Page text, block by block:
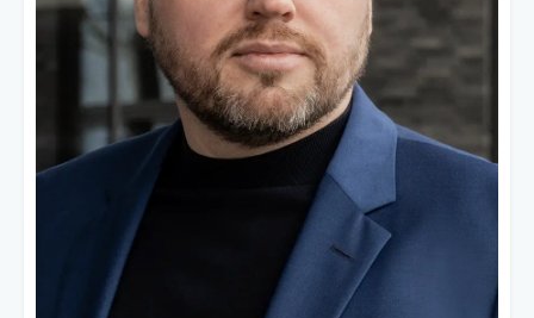
Connector für Bremen/Achim
bringe die Community in deine Region
Teil des Community-Teams–
zusammen mit anderen Connectoren
aus der DACH-Region
KI-Experte mit Praxisfokus
– ich
bringe Klarheit ins Thema, nicht noch
mehr Hype
Mehr